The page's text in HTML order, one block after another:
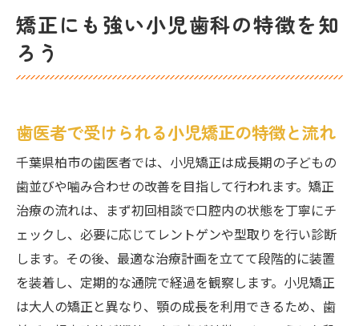
矯正にも強い小児歯科の特徴を知
ろう
歯医者で受けられる小児矯正の特徴と流れ
千葉県柏市の歯医者では、小児矯正は成長期の子どもの
歯並びや噛み合わせの改善を目指して行われます。矯正
治療の流れは、まず初回相談で口腔内の状態を丁寧にチ
ェックし、必要に応じてレントゲンや型取りを行い診断
します。その後、最適な治療計画を立てて段階的に装置
を装着し、定期的な通院で経過を観察します。小児矯正
は大人の矯正と異なり、顎の成長を利用できるため、歯